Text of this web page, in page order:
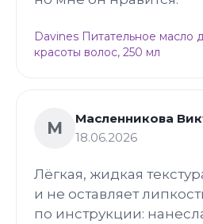
Davines Питательное масло
красоты волос, 250 мл
М
Масленникова
18.06.2026
Лёгкая, жидкая
и не оставляет
по инструкции: